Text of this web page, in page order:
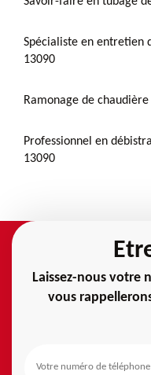
Spécialiste en entretien
13090
Ramonage de
Professionnel en
13090
Laissez-nous votre
vous